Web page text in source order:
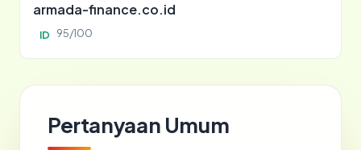
armada-finance.co.id
ID 95/100
Pertanyaan Umum